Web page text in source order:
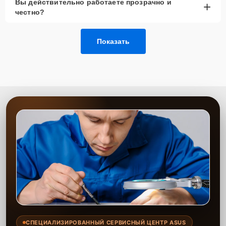
Позвонить по телефону горячей линии или
запросить обратный звонок через Форму заявки
для быстрого уточнения деталей.
Привезти устройство в ближайший центр или
Дождаться оповещения о готовности и забрать
курьерской доставкой.
При необходимости клиент может воспользоваться услугой
вызова мастера для проведения диагностики и ремонта в
желаемом месте и удобное время.
Какие предоставляются
гарантии
распространяется на все виды ремонта, а также на все
Вы действительно работаете прозрачно и
честно?
+
Показать
СПЕЦИАЛИЗИРОВАННЫЙ СЕРВИСНЫЙ ЦЕНТР ASUS